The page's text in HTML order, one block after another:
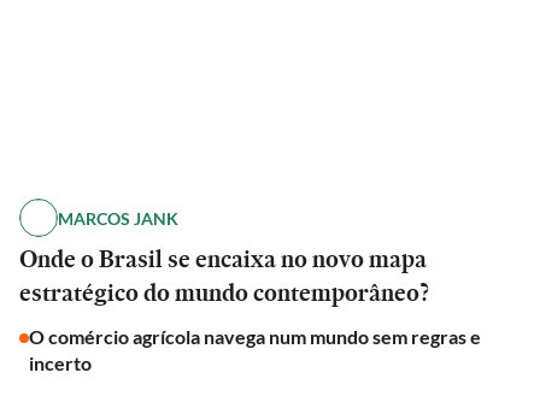
MARCOS JANK
Onde o Brasil se encaixa no novo mapa
estratégico do mundo contemporâneo?
O comércio agrícola navega num mundo sem regras e
incerto